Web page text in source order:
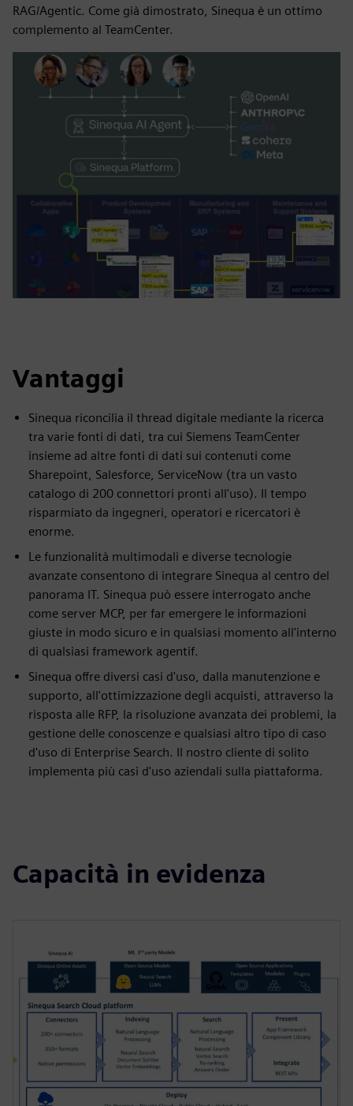
RAG/Agentic. Come già dimostrato, Sinequa è un ottimo
complemento al TeamCenter.
Vantaggi
Sinequa riconcilia il thread digitale mediante la ricerca
tra varie fonti di dati, tra cui Siemens TeamCenter
insieme ad altre fonti di dati sui contenuti come
Sharepoint, Salesforce, ServiceNow (tra un vasto
catalogo di 200 connettori pronti all'uso). Il tempo
risparmiato da ingegneri, operatori e ricercatori è
enorme.
Le funzionalità multimodali e diverse tecnologie
avanzate consentono di integrare Sinequa al centro del
panorama IT. Sinequa può essere interrogato anche
come server MCP, per far emergere le informazioni
giuste in modo sicuro e in qualsiasi momento all'interno
di qualsiasi framework agentif.
Sinequa offre diversi casi d'uso, dalla manutenzione e
supporto, all'ottimizzazione degli acquisti, attraverso la
risposta alle RFP, la risoluzione avanzata dei problemi, la
gestione delle conoscenze e qualsiasi altro tipo di caso
d'uso di Enterprise Search. Il nostro cliente di solito
implementa più casi d'uso aziendali sulla piattaforma.
Capacità in evidenza